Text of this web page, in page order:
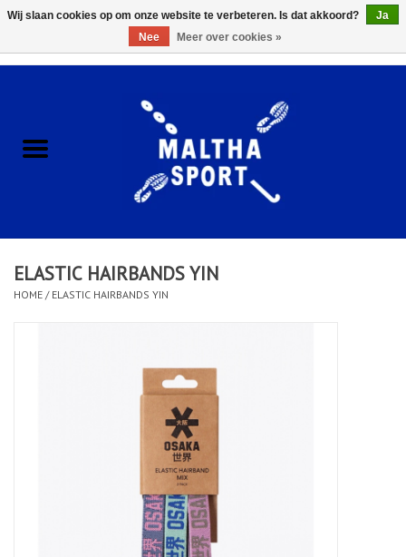
ACCESSOIRES/HARDWARE
KLEDING
CLUBSHOPS
ELASTIC HAIRBANDS YIN
HOME / ELASTIC HAIRBANDS YIN
Wij slaan cookies op om onze website te verbeteren. Is dat akkoord?
Ja
Nee
Meer over cookies »